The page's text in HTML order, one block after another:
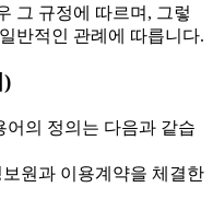
그 규정에 따르며, 그렇
반적인 관례에 따릅니다.
)
어의 정의는 다음과 같습
원과 이용계약을 체결한